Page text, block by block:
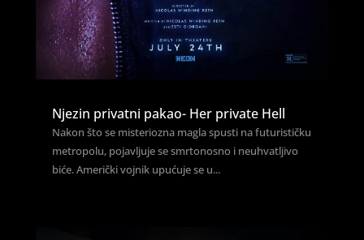
Njezin privatni pakao- Her private Hell
Nakon što se misteriozna magla spusti na futurističku
metropolu, pojavljuje se smrtonosno i neuhvatljivo
biće. Američki vojnik upućuje se u...